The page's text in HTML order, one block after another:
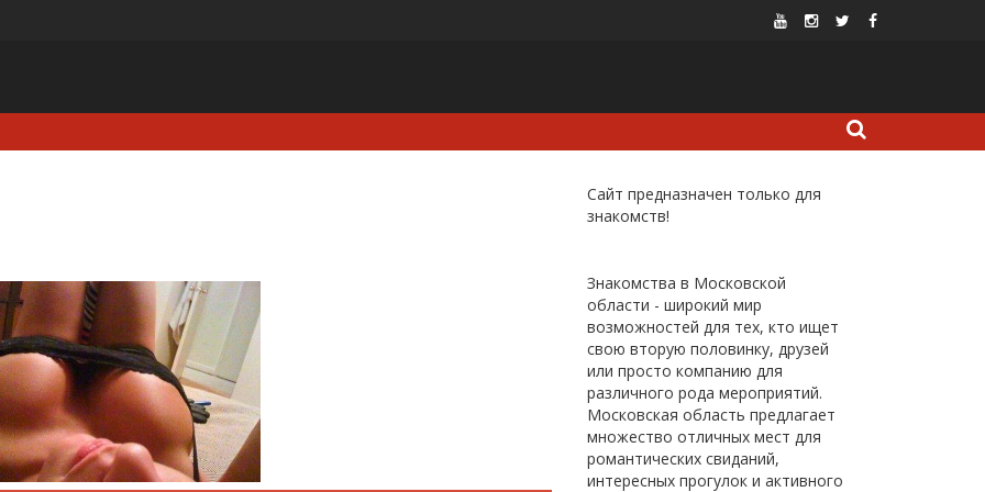
Сайт предназначен только для
знакомств!
Знакомства в Московской
области - широкий мир
возможностей для тех, кто ищет
свою вторую половинку, друзей
или просто компанию для
различного рода мероприятий.
Московская область предлагает
множество отличных мест для
романтических свиданий,
интересных прогулок и активного